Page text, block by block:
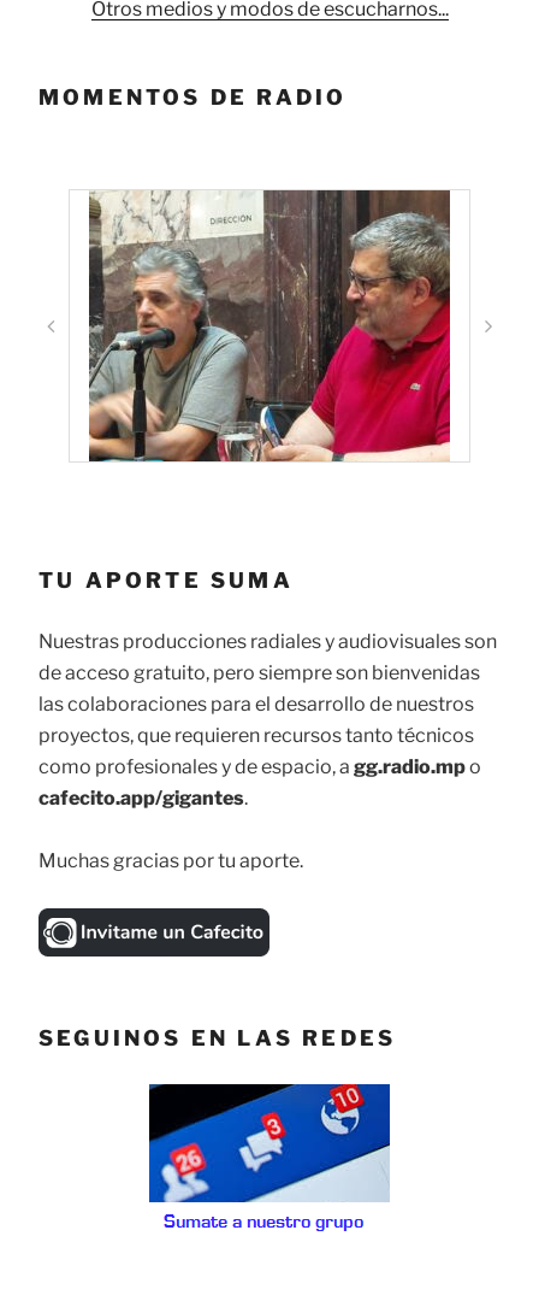
Otros medios y modos de escucharnos...
MOMENTOS DE RADIO
TU APORTE SUMA
Nuestras producciones radiales y audiovisuales son
de acceso gratuito, pero siempre son bienvenidas
las colaboraciones para el desarrollo de nuestros
proyectos, que requieren recursos tanto técnicos
como profesionales y de espacio, a gg.radio.mpo
cafecito.app/gigantes.
Muchas gracias por tu aporte.
SEGUINOS EN LAS REDES